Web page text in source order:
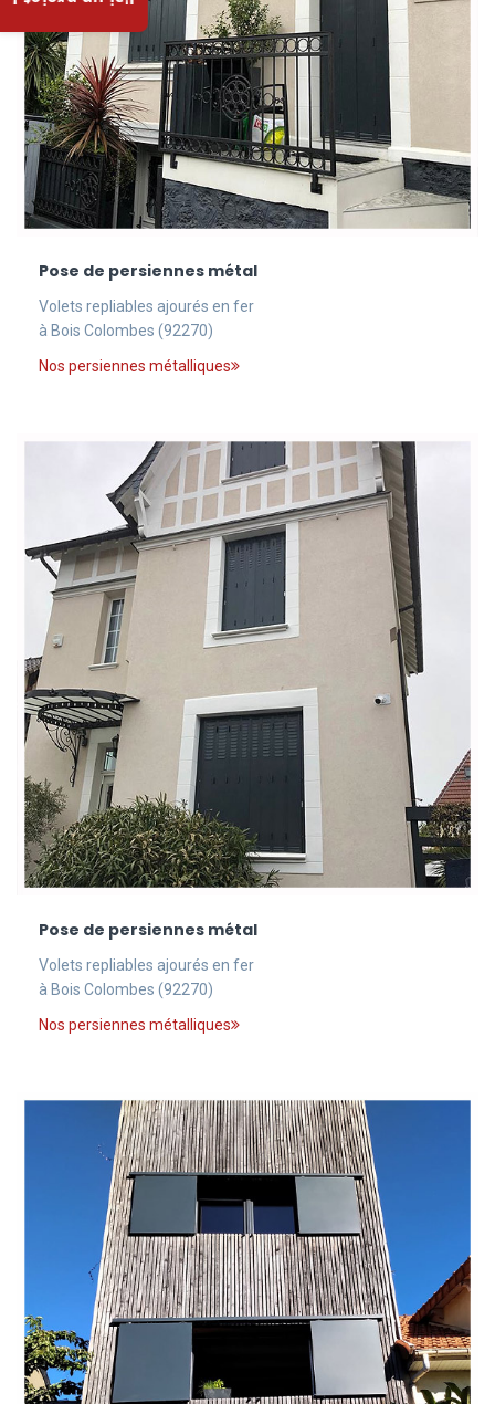
Pose de persiennes métal
Volets repliables ajourés en fer
à Bois Colombes (92270)
Nos persiennes métalliques
Pose de persiennes métal
Volets repliables ajourés en fer
à Bois Colombes (92270)
Nos persiennes métalliques